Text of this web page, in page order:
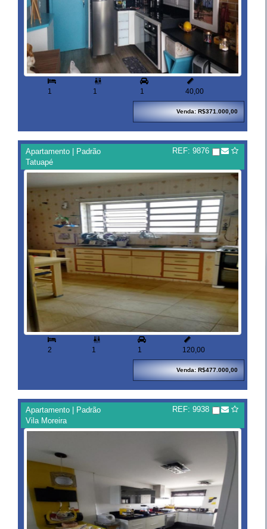
1

1 1

40,00
Venda: R$371.000,00
Apartamento | Padrão
Tatuapé
REF: 9876
2

1 1

120,00
Venda: R$477.000,00
Apartamento | Padrão
Vila Moreira
REF: 9938